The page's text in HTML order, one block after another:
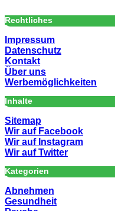
Rechtliches
Impressum
Datenschutz
Kontakt
Über uns
Werbemöglichkeiten
Inhalte
Sitemap
Wir auf Facebook
Wir auf Instagram
Wir auf Twitter
Kategorien
Abnehmen
Gesundheit